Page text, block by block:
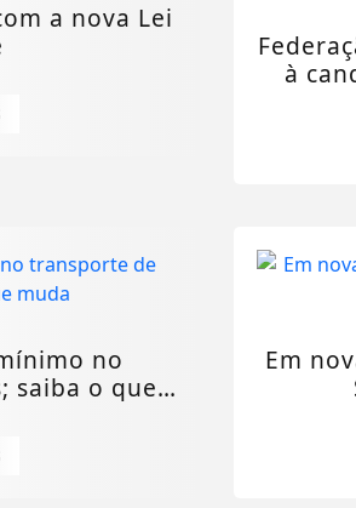
a nova Lei
à
no
saiba o que
Em